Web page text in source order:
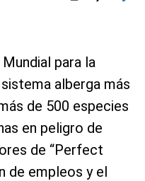
para la
alberga más
de 500 especies
en peligro de
de “Perfect
de empleos y el